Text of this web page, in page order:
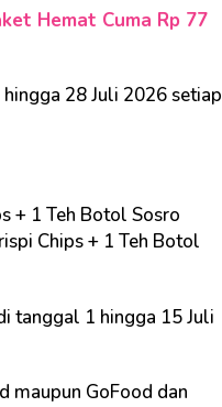
Hemat Cuma Rp 77
28 Juli 2026 setiap
+ 1 Teh Botol Sosro
Chips + 1 Teh Botol
tanggal 1 hingga 15 Juli
maupun GoFood dan